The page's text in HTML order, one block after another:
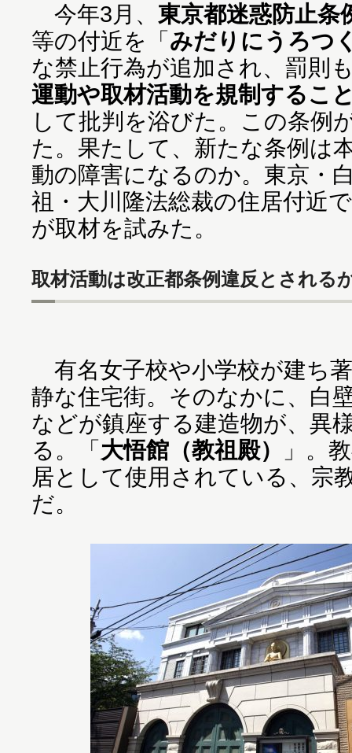
今年3月、 東京都迷惑防止条
等の付近を「みだりにうろつ
な禁止行為が追加され、罰則
運動や取材活動を規制するこ
して批判を浴びた。この条例
た。果たして、新たな条例は
動の障害になるのか。東京・
祖・大川隆法総裁の住居付近
が取材を試みた。
取材活動は改正都条例違反とされる
有名女子校や小学校が建ち
静な住宅街。そのなかに、白
などが鎮座する建造物が、異
る。「大悟館（教祖殿）
」。
居として使用されている、宗
だ。